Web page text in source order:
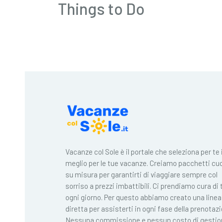
Things to Do
Vacanze col Sole è il portale che seleziona per te
meglio per le tue vacanze. Creiamo pacchetti
su misura per garantirti di viaggiare sempre col
sorriso a prezzi imbattibili. Ci prendiamo cura di
ogni giorno. Per questo abbiamo creato una linea
diretta per assisterti in ogni fase della
Nessuna commissione e nessun costo di